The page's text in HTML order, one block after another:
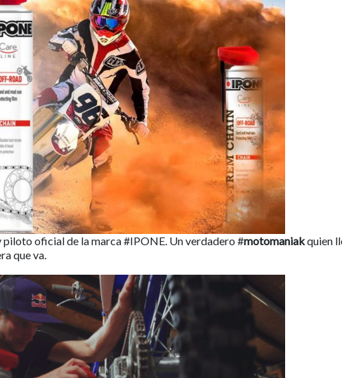
oficial de la marca #IPONE. Un verdadero #motomaniakquien
que va.